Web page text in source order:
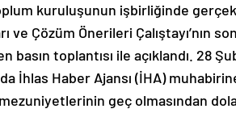
kuruluşunun işbirliğinde
ve Çözüm Önerileri Çalıştayı’nın
basın toplantısı ile açıklandı. 28
İhlas Haber Ajansı (İHA)
geç olmasından